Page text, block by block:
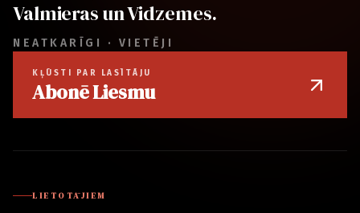
Valmieras un Vidzemes.
NEATKARĪGI · VIETĒJI
KĻŪSTI PAR LASĪTĀJU
Abonē Liesmu
LIETOTĀJIEM